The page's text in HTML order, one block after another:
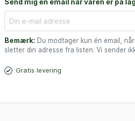
Send mig en email når varen er på
Bemærk: Du modtager kun én email,
sletter din adresse fra listen. Vi sender
Gratis levering